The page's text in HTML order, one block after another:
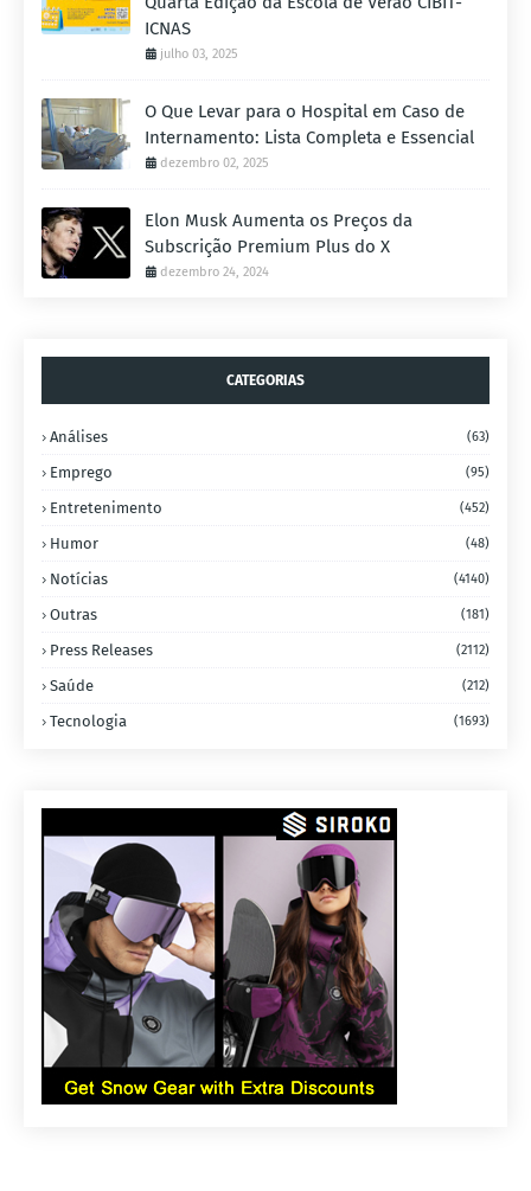
ICNAS
julho 03, 2025
O Que Levar para o Hospital em Caso de
Internamento: Lista Completa e Essencial
dezembro 02, 2025
Elon Musk Aumenta os Preços da
Subscrição Premium Plus do X
dezembro 24, 2024
CATEGORIAS
Análises (63)
Emprego (95)
Entretenimento (452)
Humor (48)
Notícias (4140)
Outras (181)
Press Releases (2112)
Saúde (212)
Tecnologia (1693)